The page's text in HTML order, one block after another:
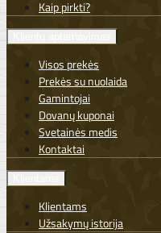
Kaip pirkti?
Visos prekės
Prekės su nuolaida
Gamintojai
Dovanų kuponai
Svetainės medis
Kontaktai
Klientams
Užsakymų istorija